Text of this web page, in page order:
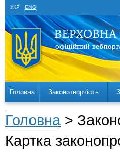
УКР ENG
Головна Законотворчість
Головна >
Картка